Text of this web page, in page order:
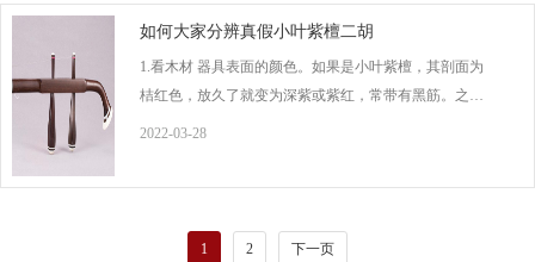
候条件和空气湿度有一定的关系。硬质木材密度紧密、
如何大家分辨真假小叶紫檀二胡
1.看木材 器具表面的颜色。如果是小叶紫檀，其剖面为
桔红色，放久了就变为深紫或紫红，常带有黑筋。之所
以会变颜色，是因为小叶紫檀暴露在空气中的那一面被
2022-03-28
1 2 下一页